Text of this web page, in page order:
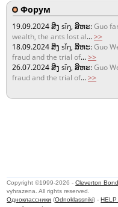
Форум
19.09.2024ສິງ sǐŋ, ສິຫະ:Guo
wealth, the ants lost al...>>
18.09.2024ສິງ sǐŋ, ສິຫະ:Guo
fraud and the trial of...>>
26.07.2024ສິງ sǐŋ, ສິຫະ:Guo
fraud and the trial of...>>
Copyright ©1999-2026 -Cleverton Bond
vyhrazena. All rights reserved.
Одноклассники (Odnoklassniki) -